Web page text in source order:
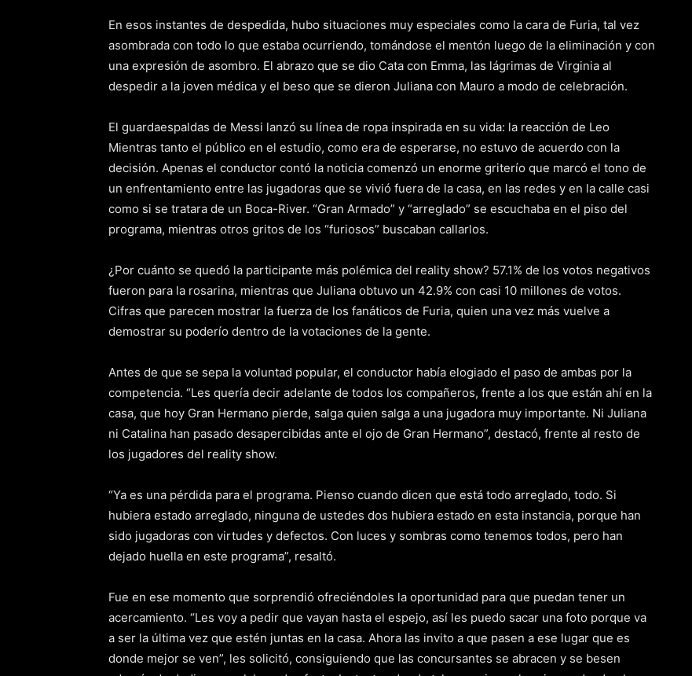
En esos instantes de despedida, hubo situaciones muy especiales como la cara de Furia, tal vez
asombrada con todo lo que estaba ocurriendo, tomándose el mentón luego de la eliminación y con
una expresión de asombro. El abrazo que se dio Cata con Emma, las lágrimas de Virginia al
despedir a la joven médica y el beso que se dieron Juliana con Mauro a modo de celebración.
El guardaespaldas de Messi lanzó su línea de ropa inspirada en su vida: la reacción de Leo
Mientras tanto el público en el estudio, como era de esperarse, no estuvo de acuerdo con la
decisión. Apenas el conductor contó la noticia comenzó un enorme griterío que marcó el tono de
un enfrentamiento entre las jugadoras que se vivió fuera de la casa, en las redes y en la calle casi
como si se tratara de un Boca-River. “Gran Armado” y “arreglado” se escuchaba en el piso del
programa, mientras otros gritos de los “furiosos” buscaban callarlos.
¿Por cuánto se quedó la participante más polémica del reality show? 57.1% de los votos negativos
fueron para la rosarina, mientras que Juliana obtuvo un 42.9% con casi 10 millones de votos.
Cifras que parecen mostrar la fuerza de los fanáticos de Furia, quien una vez más vuelve a
demostrar su poderío dentro de la votaciones de la gente.
Antes de que se sepa la voluntad popular, el conductor había elogiado el paso de ambas por la
competencia. “Les quería decir adelante de todos los compañeros, frente a los que están ahí en la
casa, que hoy Gran Hermano pierde, salga quien salga a una jugadora muy importante. Ni Juliana
ni Catalina han pasado desapercibidas ante el ojo de Gran Hermano”, destacó, frente al resto de
los jugadores del reality show.
“Ya es una pérdida para el programa. Pienso cuando dicen que está todo arreglado, todo. Si
hubiera estado arreglado, ninguna de ustedes dos hubiera estado en esta instancia, porque han
sido jugadoras con virtudes y defectos. Con luces y sombras como tenemos todos, pero han
dejado huella en este programa”, resaltó.
Fue en ese momento que sorprendió ofreciéndoles la oportunidad para que puedan tener un
acercamiento. “Les voy a pedir que vayan hasta el espejo, así les puedo sacar una foto porque va
a ser la última vez que estén juntas en la casa. Ahora las invito a que pasen a ese lugar que es
donde mejor se ven”, les solicitó, consiguiendo que las concursantes se abracen y se besen